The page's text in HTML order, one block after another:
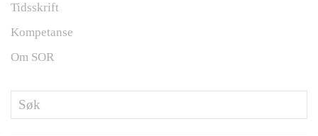
Tidsskrift
Kompetanse
Om SOR